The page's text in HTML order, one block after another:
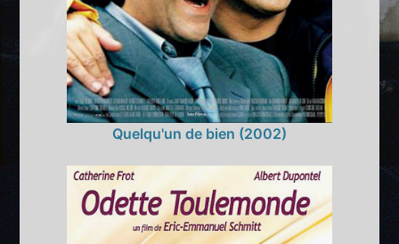
Quelqu'un de bien (2002)